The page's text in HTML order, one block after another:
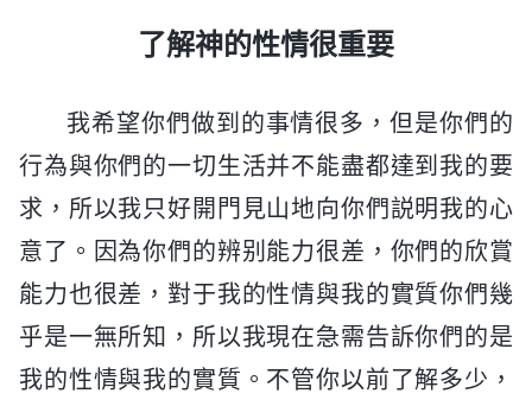
了解神的性情很重要
我希望你們做到的事情很多，但是你們的
行為與你們的一切生活并不能盡都達到我的要
求，所以我只好開門見山地向你們説明我的心
意了。因為你們的辨别能力很差，你們的欣賞
能力也很差，對于我的性情與我的實質你們幾
乎是一無所知，所以我現在急需告訴你們的是
我的性情與我的實質。不管你以前了解多少，